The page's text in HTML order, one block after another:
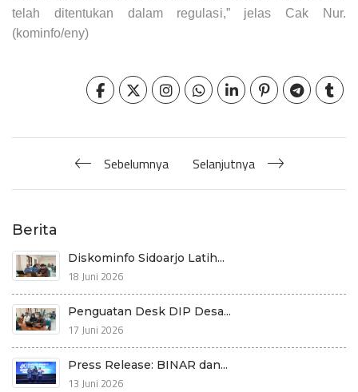
telah ditentukan dalam regulasi,” jelas Cak Nur.
(kominfo/eny)
Sebelumnya Selanjutnya
Berita
Diskominfo Sidoarjo Latih...
18 Juni 2026
Penguatan Desk DIP Desa...
17 Juni 2026
Press Release: BINAR dan...
13 Juni 2026